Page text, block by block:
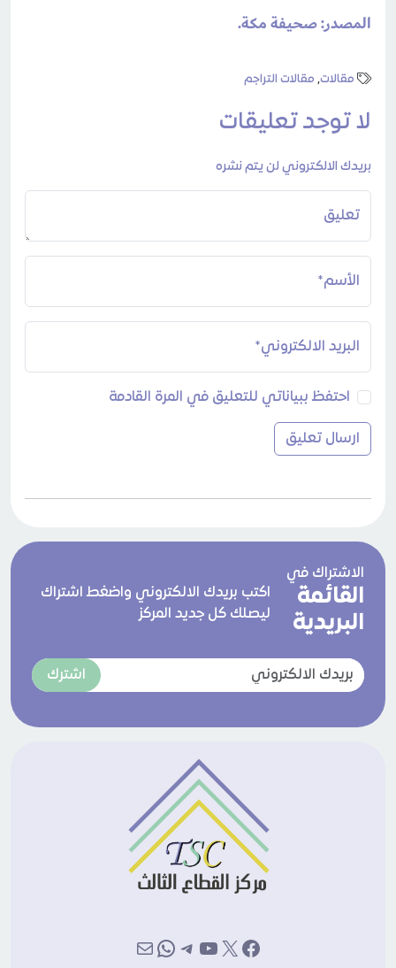
المصدر: صحيفة مكة.
مقالات, مقالات التراجم
لا توجد تعليقات
بريدك الالكتروني لن يتم نشره
تعليق
الأسم*
البريد الالكتروني*
احتفظ ببياناتي للتعليق في المرة القادمة
الاشتراك في
القائمة
البريدية
اكتب بريدك الالكتروني واضغط اشتراك
ليصلك كل جديد المركز
اشترك
فيسبوك
إكسيوتيوب
تيليجرام
واتساب
بريد